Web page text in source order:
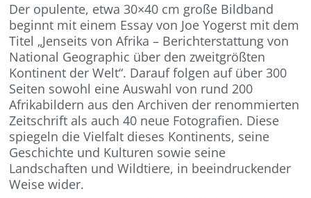
Der opulente, etwa 30×40 cm große Bildband
beginnt mit einem Essay von Joe Yogerst mit dem
Titel „Jenseits von Afrika – Berichterstattung von
National Geographic über den zweitgrößten
Kontinent der Welt“. Darauf folgen auf über 300
Seiten sowohl eine Auswahl von rund 200
Afrikabildern aus den Archiven der renommierten
Zeitschrift als auch 40 neue Fotografien. Diese
spiegeln die Vielfalt dieses Kontinents, seine
Geschichte und Kulturen sowie seine
Landschaften und Wildtiere, in beeindruckender
Weise wider.